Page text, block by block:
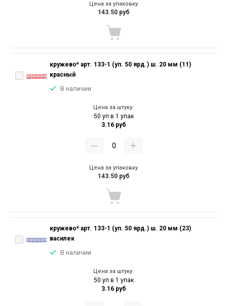
Цена за упаковку
143.50 руб
кружево* арт. 133-1 (уп. 50 ярд.) ш. 20 мм (11)
красный
В наличии
Цена за штуку:
50 уп в 1 упак
3.16 руб
Цена за упаковку
143.50 руб
кружево* арт. 133-1 (уп. 50 ярд.) ш. 20 мм (23)
василек
В наличии
Цена за штуку:
50 уп в 1 упак
3.16 руб